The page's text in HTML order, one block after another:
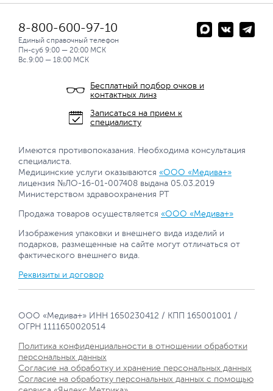
8-800-600-97-10
Единый справочный телефон
Пн-суб 9:00 — 20:00 МСК
Вс.9:00 — 18:00 МСК
Бесплатный подбор очков и
контактных линз
Записаться на прием к
специалисту
Имеются противопоказания. Необходима консультация
специалиста.
Медицинские услуги оказываются «ООО «Медива+»
лицензия №ЛО-16-01-007408 выдана 05.03.2019
Министерством здравоохранения РТ
Продажа товаров осуществляется «ООО «Медива+»
Изображения упаковки и внешнего вида изделий и
подарков, размещенные на сайте могут отличаться от
фактического внешнего вида.
Реквизиты и договор
ООО «Медива+» ИНН 1650230412 / КПП 165001001 /
ОГРН 1111650020514
Политика конфиденциальности в отношении обработки
персональных данных
Согласие на обработку и хранение персональных данных
Согласие на обработку персональных данных с помощью